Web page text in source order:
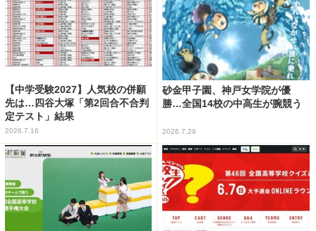
【中学受験2027】人気校の併願
先は…四谷大塚「第2回合不合判
定テスト」結果
2026.7.16
砂金甲子園、神戸女学院が優
勝…全国14校の中高生が腕競う
2026.7.29